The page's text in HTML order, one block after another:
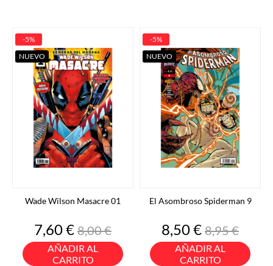
Wade Wilson Masacre 01
Precio
7,60 €Precio
base
8,00 €
AÑADIR AL
CARRITO
-5%
NUEVO
El Asombroso Spiderman 9
Precio
8,50 €Precio
base
8,95 €
AÑADIR AL
CARRITO
-5%
NUEVO